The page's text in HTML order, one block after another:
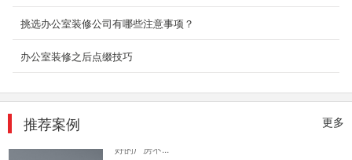
挑选办公室装修公司有哪些注意事项？
办公室装修之后点缀技巧
更多
推荐案例
局平面呈回字形，让集团总部和子公司之间分而
不隔。结合...
2018-07-30
现在很多企业都有着自己的厂房，虽然厂房建造
2018-06-27